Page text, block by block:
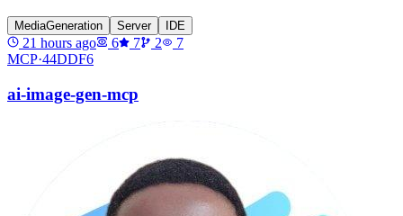
MediaGeneration Server IDE
21 hours ago 6 7 2
7
MCP·44DDF6
ai-image-gen-mcp